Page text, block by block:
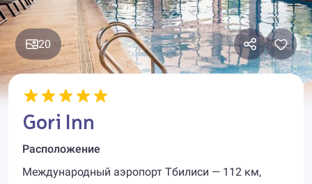
20
Gori Inn
Расположение
Международный аэропорт Тбилиси — 112 км,